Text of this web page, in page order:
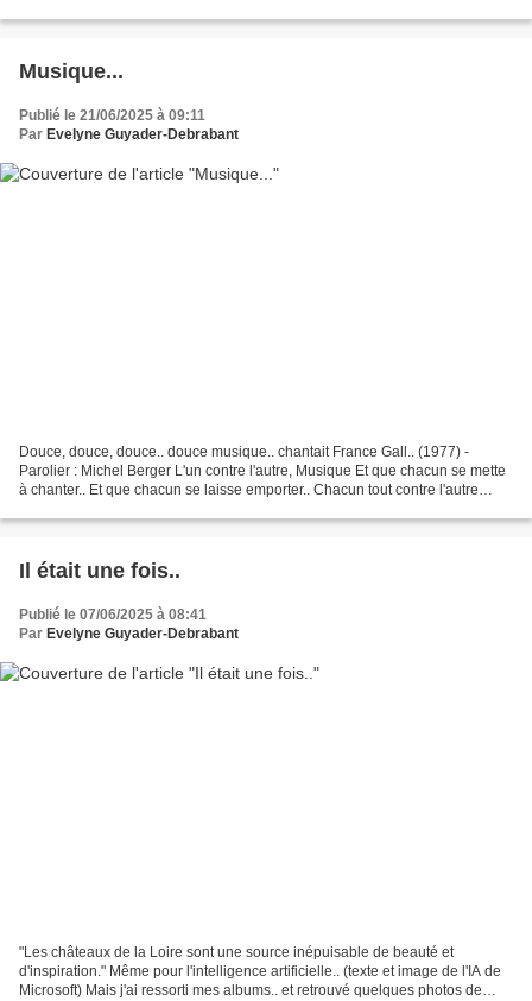
Musique...
Publié le 21/06/2025 à 09:11
Par Evelyne Guyader-Debrabant
Douce, douce, douce.. douce musique.. chantait France Gall.. (1977) -
Parolier : Michel Berger L'un contre l'autre, Musique Et que chacun se mette
à chanter.. Et que chacun se laisse emporter.. Chacun tout contre l'autre
Il était une fois..
Publié le 07/06/2025 à 08:41
Par Evelyne Guyader-Debrabant
"Les châteaux de la Loire sont une source inépuisable de beauté et
d'inspiration." Même pour l'intelligence artificielle.. (texte et image de l'IA de
Microsoft) Mais j'ai ressorti mes albums.. et retrouvé quelques photos de